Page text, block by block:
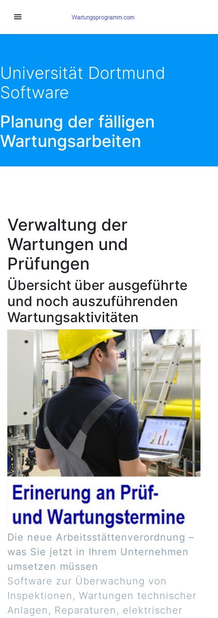
Universität Dortmund
Software
Planung der fälligen
Wartungsarbeiten
Verwaltung der
Wartungen und
Prüfungen
Übersicht über ausgeführte
und noch auszuführenden
Wartungsaktivitäten
Die neue Arbeitsstättenverordnung –
was Sie jetzt in Ihrem Unternehmen
umsetzen müssen
Software zur Überwachung von
Inspektionen, Wartungen technischer
Anlagen, Reparaturen, elektrischer